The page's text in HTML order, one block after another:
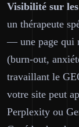
Visibilité sur
un thérapeute
— une page qui
(burn-out,
travaillant le
votre site peut
Perplexity ou